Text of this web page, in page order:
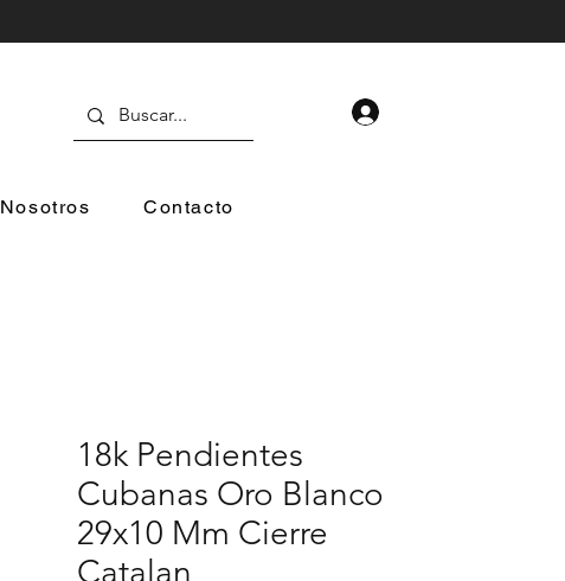
Nosotros Contacto
18k Pendientes
Cubanas Oro Blanco
29x10 Mm Cierre
Catalan